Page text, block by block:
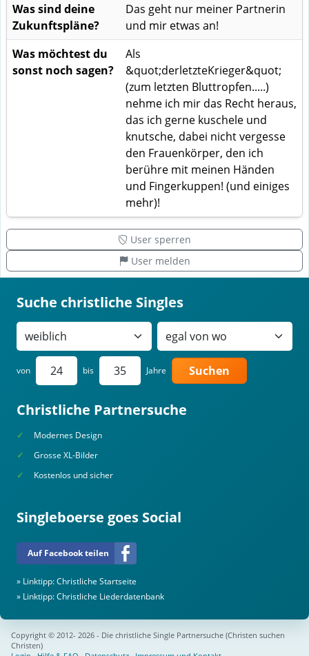
Was sind deine
Zukunftspläne?
Das geht nur meiner Partnerin
und mir etwas an!
Was möchtest du
sonst noch sagen?
Als
&quot;derletzteKrieger&quot;
(zum letzten Bluttropfen.....)
nehme ich mir das Recht heraus,
das ich gerne kuschele und
knutsche, dabei nicht vergesse
den Frauenkörper, den ich
berühre mit meinen Händen
und Fingerkuppen! (und einiges
mehr)!
User sperren
User melden
Suche christliche Singles
von bis Jahre Suchen
Christliche Partnersuche
Modernes Design
Grosse XL-Bilder
Kostenlos und sicher
Singleboerse goes Social
Auf Facebook teilen
» Linktipp:Christliche Startseite
» Linktipp:Christliche Liederdatenbank
Copyright © 2012- 2026 - Die christliche Single Partnersuche (Christen suchen
Christen)